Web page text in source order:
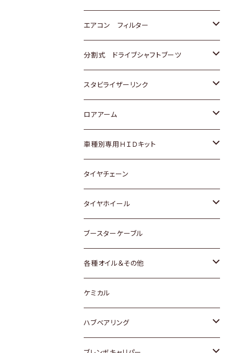
スバル
マツダ
三菱
スバル
三菱
スバル
スズキ
日産
いすゞ
ダイハツ
マツダ
三菱
スバル
レクサス
トヨタ
ホンダ
スズキ
日産
ダイハツ
マツダ
三菱
スバル
エアコン フィルター
トヨタ
ホンダ
スズキ
日産
いすゞ
ダイハツ
マツダ
三菱
スバル
分割式 ドライブシャフトブーツ
トヨタ
ホンダ
スズキ
日産
ダイハツ
スバル
スタビライザーリンク
トヨタ
ホンダ
スズキ
日産
ダイハツ
マツダ
ロアアーム
ホンダ
スズキ
日産
ダイハツ
マツダ
スバル
車種別専用ＨＩＤキット
トヨタ
マツダ
タイヤチェーン
タイヤホイール
トヨタ
ホンダ
スズキ
日産
ブースターケーブル
各種オイル＆その他
ディーデル洗浄添加剤
ケミカル
ハブベアリング